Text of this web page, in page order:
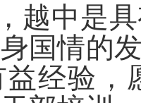
越中是
国情的
益经验